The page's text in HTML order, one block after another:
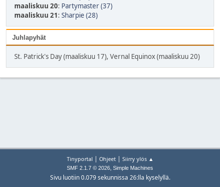
maaliskuu 20: Partymaster (37)
maaliskuu 21: Sharpie (28)
Juhlapyhät
St. Patrick's Day (maaliskuu 17), Vernal Equinox (maaliskuu 20)
Tinyportal | Ohjeet| Siirry ylös ▲
SMF 2.1.7 © 2026, Simple Machines
Sivu luotiin 0.079 sekunnissa 26:lla kyselyllä.